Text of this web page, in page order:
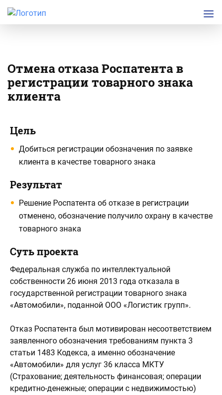
Отмена отказа Роспатента в
регистрации товарного знака
клиента
Подробная
информация
по
Основная
по
проекту
Цель
Добиться регистрации обозначения по заявке
клиента в качестве товарного знака
Результат
Решение Роспатента об отказе в регистрации
отменено, обозначение получило охрану в качестве
товарного знака
Суть проекта
Федеральная служба по интеллектуальной
собственности 26 июня 2013 года отказала в
государственной регистрации товарного знака
«Автомобили», поданной ООО «Логистик групп».
Отказ Роспатента был мотивирован несоответствием
заявленного обозначения требованиям пункта 3
статьи 1483 Кодекса, а именно обозначение
«Автомобили» для услуг 36 класса МКТУ
(Страхование; деятельность финансовая; операции
кредитно-денежные; операции с недвижимостью)